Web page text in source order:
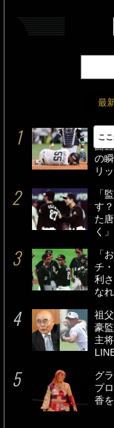
最
「
面
の
リ
「
す
た
く
「
チ
利
なれ
祖
豪
主
グ
プ
香
こ